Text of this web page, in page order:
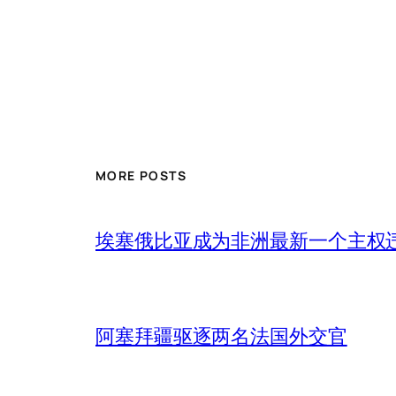
MORE POSTS
埃塞俄比亚成为非洲最新一个主权
阿塞拜疆驱逐两名法国外交官